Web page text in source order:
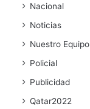
Nacional
Noticias
Nuestro Equipo
Policial
Publicidad
Qatar2022